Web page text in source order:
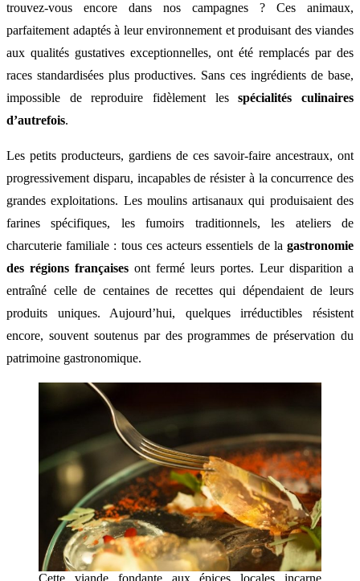
trouvez-vous encore dans nos campagnes ? Ces animaux,
parfaitement adaptés à leur environnement et produisant des viandes
aux qualités gustatives exceptionnelles, ont été remplacés par des
races standardisées plus productives. Sans ces ingrédients de base,
impossible de reproduire fidèlement lesspécialités culinaires
d’autrefois.
Les petits producteurs, gardiens de ces savoir-faire ancestraux, ont
progressivement disparu, incapables de résister à la concurrence des
grandes exploitations. Les moulins artisanaux qui produisaient des
farines spécifiques, les fumoirs traditionnels, les ateliers de
charcuterie familiale : tous ces acteurs essentiels de la gastronomie
des régions françaises ont fermé leurs portes. Leur disparition a
entraîné celle de centaines de recettes qui dépendaient de leurs
produits uniques. Aujourd’hui, quelques irréductibles résistent
encore, souvent soutenus par des programmes de préservation du
patrimoine gastronomique.
Cette viande fondante aux épices locales incarne